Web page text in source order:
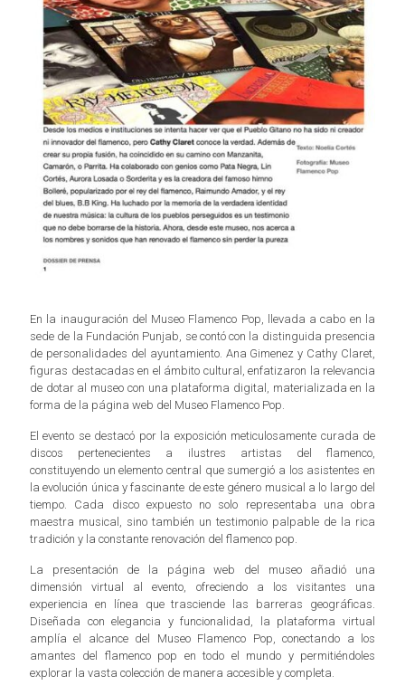
En la inauguración del Museo Flamenco Pop, llevada a cabo en la
sede de la Fundación Punjab, se contó con la distinguida presencia
de personalidades del ayuntamiento. Ana Gimenez y Cathy Claret,
figuras destacadas en el ámbito cultural, enfatizaron la relevancia
de dotar al museo con una plataforma digital, materializada en la
forma de la página web del Museo Flamenco Pop.
El evento se destacó por la exposición meticulosamente curada de
discos pertenecientes a ilustres artistas del flamenco,
constituyendo un elemento central que sumergió a los asistentes en
la evolución única y fascinante de este género musical a lo largo del
tiempo. Cada disco expuesto no solo representaba una obra
maestra musical, sino también un testimonio palpable de la rica
tradición y la constante renovación del flamenco pop.
La presentación de la página web del museo añadió una
dimensión virtual al evento, ofreciendo a los visitantes una
experiencia en línea que trasciende las barreras geográficas.
Diseñada con elegancia y funcionalidad, la plataforma virtual
amplía el alcance del Museo Flamenco Pop, conectando a los
amantes del flamenco pop en todo el mundo y permitiéndoles
explorar la vasta colección de manera accesible y completa.